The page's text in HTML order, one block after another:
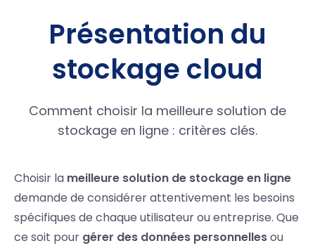
Présentation du
stockage cloud
Comment choisir la meilleure solution de
stockage en ligne : critères clés.
Choisir la meilleure solution de stockage en ligne
demande de considérer attentivement les besoins
spécifiques de chaque utilisateur ou entreprise. Que
ce soit pour gérer des données personnellesou